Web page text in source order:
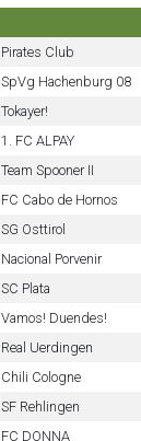
Pirates Club
SpVg Hachenburg 08
Tokayer!
1. FC ALPAY
Team Spooner II
FC Cabo de Hornos
SG Osttirol
Nacional Porvenir
SC Plata
Vamos! Duendes!
Real Uerdingen
Chili Cologne
SF Rehlingen
FC DONNA